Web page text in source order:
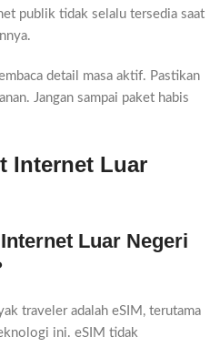
publik tidak selalu tersedia saat
detail masa aktif. Pastikan
Jangan sampai paket habis
Internet Luar
Luar Negeri
traveler adalah eSIM, terutama
ini. eSIM tidak